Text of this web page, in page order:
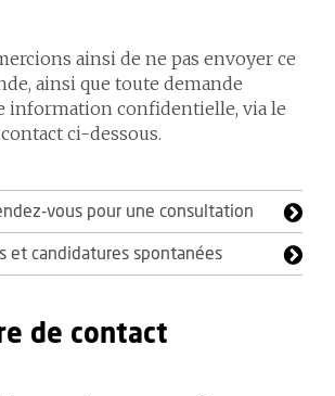
ainsi de ne pas envoyer ce
ainsi que toute demande
information confidentielle, via le
ci-dessous.
vous pour une consultation
et candidatures spontanées
de contact